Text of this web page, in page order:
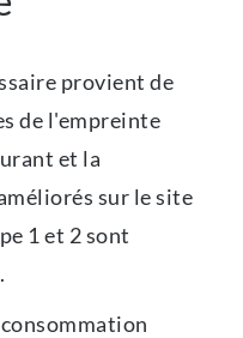
provient de
de l'empreinte
et la
sur le site
1 et 2 sont